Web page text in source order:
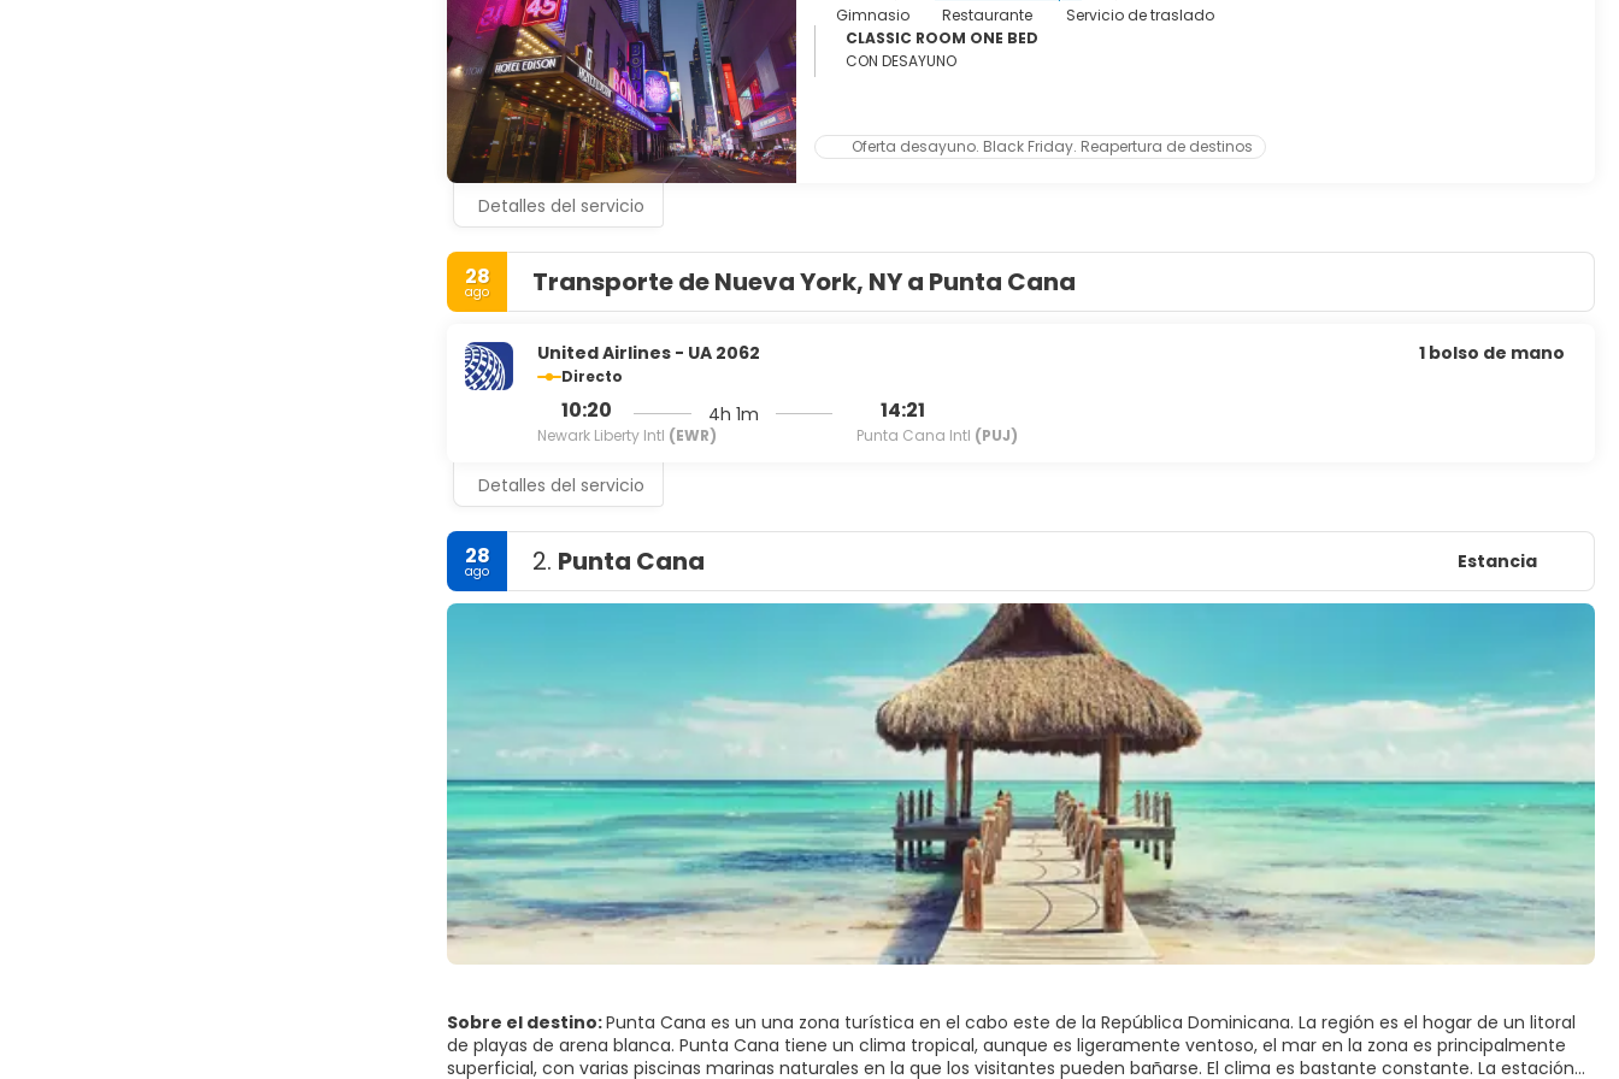
Gimnasio
Restaurante
Servicio de traslado
CLASSIC ROOM ONE BED
CON DESAYUNO
Oferta desayuno. Black Friday. Reapertura de destinos
Detalles del servicio
28
ago Transporte de Nueva York, NY a Punta Cana
United Airlines - UA 2062
Directo
10:20
Newark Liberty Intl (EWR)
4h 1m 14:21
Punta Cana Intl (PUJ)
1 bolso de mano
Detalles del servicio
28
ago 2. Punta Cana Estancia
Sobre el destino:Punta Cana es un una zona turística en el cabo este de la República Dominicana. La región es el hogar de un litoral
de playas de arena blanca. Punta Cana tiene un clima tropical, aunque es ligeramente ventoso, el mar en la zona es principalmente
superficial, con varias piscinas marinas naturales en la que los visitantes pueden bañarse. El clima es bastante constante. La estación